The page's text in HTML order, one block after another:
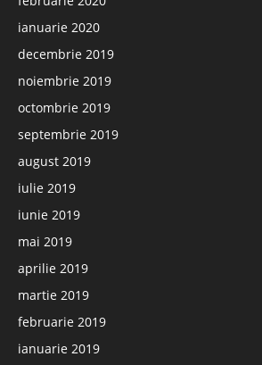
ianuarie 2020
decembrie 2019
noiembrie 2019
octombrie 2019
septembrie 2019
august 2019
iulie 2019
iunie 2019
mai 2019
aprilie 2019
martie 2019
februarie 2019
ianuarie 2019